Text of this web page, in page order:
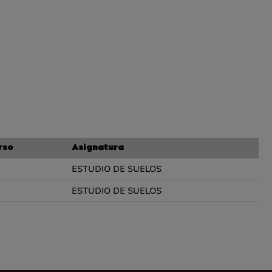
Asignatura
ESTUDIO DE SUELOS
ESTUDIO DE SUELOS